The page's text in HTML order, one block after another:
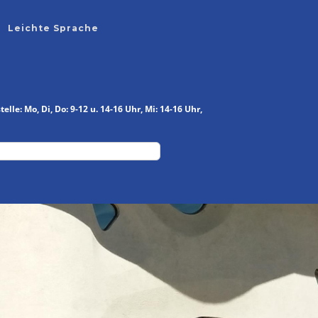
Leichte Sprache
Mo, Di, Do: 9-12 u. 14-16 Uhr, Mi: 14-16 Uhr,